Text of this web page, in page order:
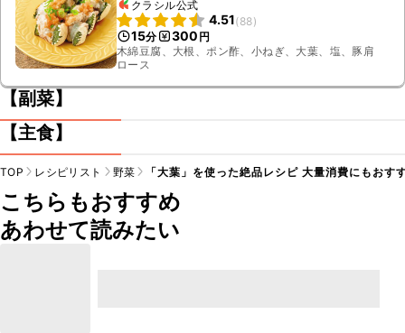
クラシル公式
4.51(88)
15分 300 円
木綿豆腐、大根、ポン酢、小ねぎ、大葉、塩、豚肩
ロース
【副菜】
【主食】
TOP レシピリスト 野菜 「大葉」を使った絶品レシピ 大量消費にもおす
こちらもおすすめ
あわせて読みたい